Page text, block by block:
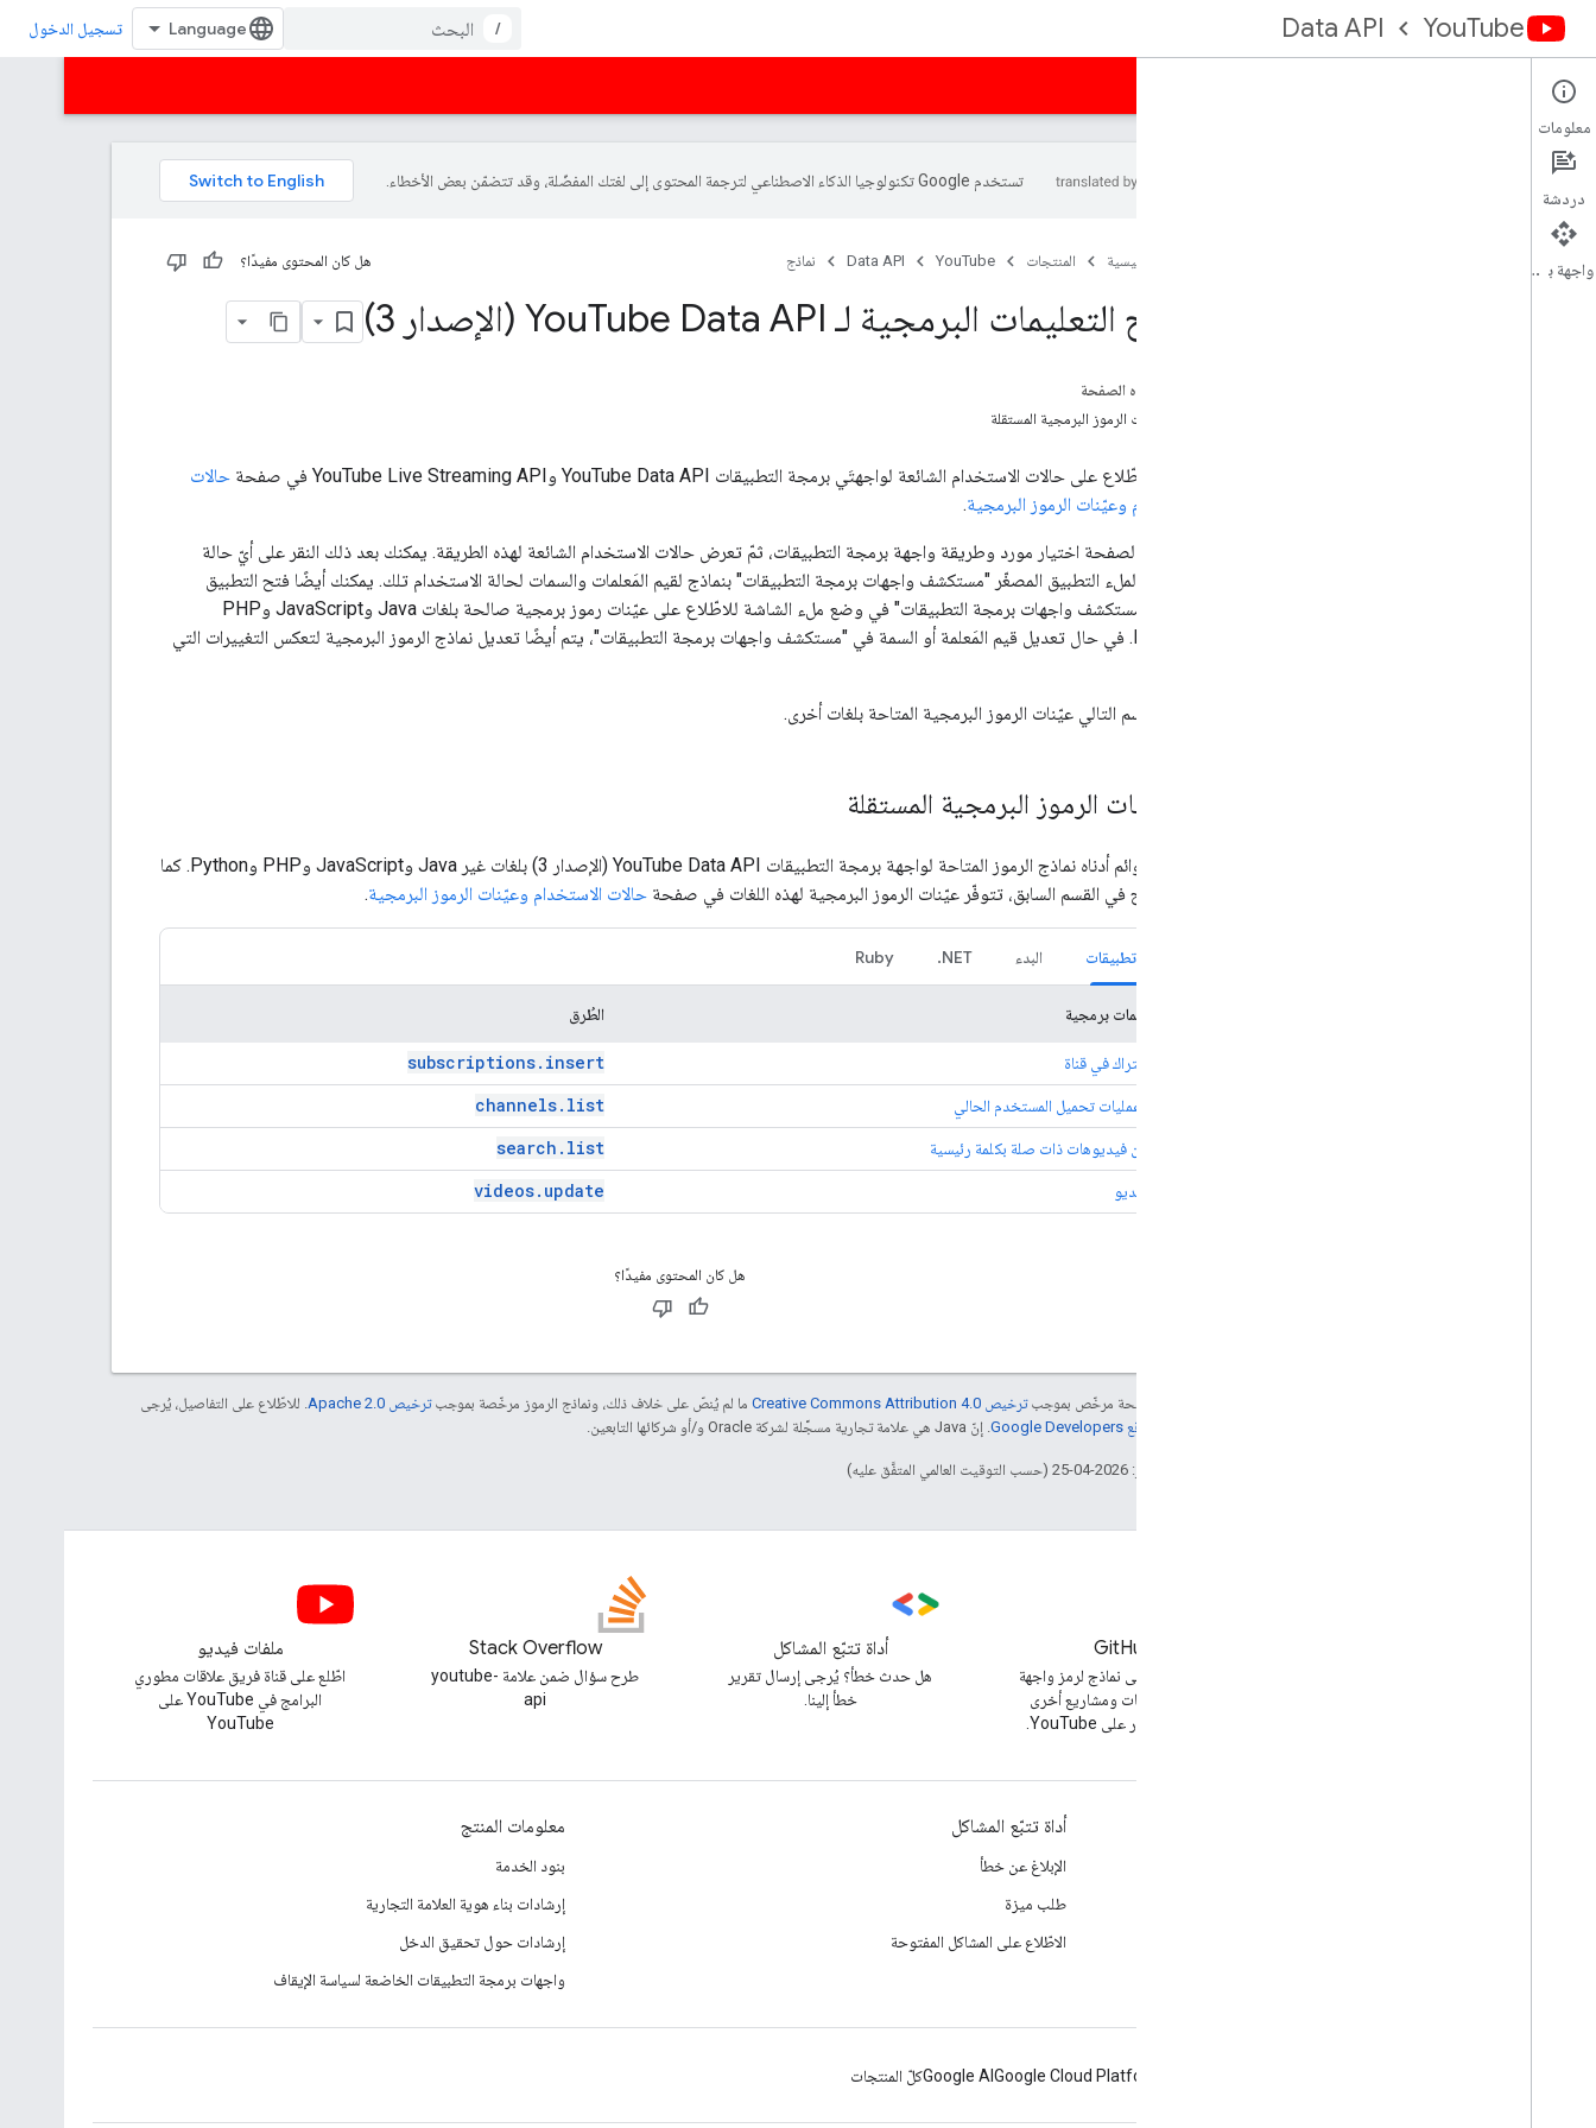
YouTube
Data API
/ تسجيل الدخول
الفهرس
تستخدم Google تكنولوجيا الذكاء الاصطناعي لترجمة المحتوى إلى لغتك المفضّلة، وقد تتضمّن بعض الأخطاء.
الصفحة الرئيسية المنتجات YouTube
Data API نماذج هل كان المحتوى مفيدًا؟
نماذج التعليمات البرمجية لـ You Tube Data API (الإصدار 3)
على هذه الصفحة
مقتطفات الرموز البرمجية المستقلة
يمكنك الاطّلاع على حالات الاستخدام الشائعة لواجهتَي برمجة التطبيقات YouTube Data API وYouTube Live Streaming API في صفحة
حالات
الاستخدام وعيّنات الرموز البرمجية.
تتيح لك الصفحة اختيار مورد وطريقة واجهة برمجة التطبيقات، ثمّ تعرض حالات الاستخدام الشائعة لهذه الطريقة. يمكنك بعد ذلك النقر على أيّ حالة
استخدام لملء التطبيق المصغّر "مستكشف واجهات برمجة التطبيقات" بنماذج لقيم المَعلمات والسمات لحالة الاستخدام تلك. يمكنك أيضًا فتح التطبيق
المصغّر "مستكشف واجهات برمجة التطبيقات" في وضع ملء الشاشة للاطّلاع على عيّنات رموز برمجية صالحة بلغات Java وJavaScript وPHP
وPython. في حال تعديل قيم المَعلمة أو السمة في "مستكشف واجهات برمجة التطبيقات"، يتم أيضًا تعديل نماذج الرموز البرمجية لتعكس التغييرات التي
يسرد القسم التالي عيّنات الرموز البرمجية المتاحة بلغات أخرى.
مقتطفات الرموز البرمجية المستقلة
تحدِّد القوائم أدناه نماذج الرموز المتاحة لواجهة برمجة التطبيقات YouTube Data API (الإصدار 3) بلغات غير Java وJavaScript وPHP وPython. كما
هو موضّح في القسم السابق، تتوفّر عيّنات الرموز البرمجية لهذه اللغات في صفحة حالات الاستخدام وعيّنات الرموز البرمجية.
برمجة تطبيقات البدء NET.
Ruby
عيّنة تعليمات برمجية الطُرق
إضافة اشتراك في قناة subscriptions. insert
استرداد عمليات تحميل المستخدم الحالي channels. list
البحث عن فيديوهات ذات صلة بكلمة رئيسية search . list
تعديل فيديو videos. update
هل كان المحتوى مفيدًا؟
إنّ محتوى هذه الصفحة مرخّص بموجبترخيص Creative Commons Attribution 4.0‏ ما لم يُنصّ على خلاف ذلك، ونماذج الرموز مرخّصة بموجبترخيص Apache 2.0‏
. للاطّلاع على التفاصيل، يُرجى
سياسات موقع Google Developers‏ . إنّ Java هي علامة تجارية مسجَّلة لشركة Oracle و/أو شركائها التابعين.
تاريخ التعديل الأخير: 2026-04-25 (حسب التوقيت العالمي المتفَّق عليه)
GitHub
يمكنك العثور على نماذج لرمز واجهة
برمجة التطبيقات ومشاريع أخرى
مفتوحة المصدر على YouTube.
أداة تتبّع المشاكل
هل حدث خطأ؟ يُرجى إرسال تقرير
خطأ إلينا.
Stack Overflow
طرح سؤال ضمن علامة youtube-
api
ملفات فيديو
اطّلع على قناة فريق علاقات مطوري
البرامج في YouTube على
YouTube
أداة تتبّع المشاكل
الإبلاغ عن خطأ
طلب ميزة
الاطّلاع على المشاكل المفتوحة
معلومات المنتج
بنود الخدمة
إرشادات بناء هوية العلامة التجارية
إرشادات حول تحقيق الدخل
واجهات برمجة التطبيقات الخاضعة لسياسة الإيقاف
Google Cloud Platform
Google AIكلّ المنتجات
معلومات
دردشة
واجهة برمجة التطبيقات